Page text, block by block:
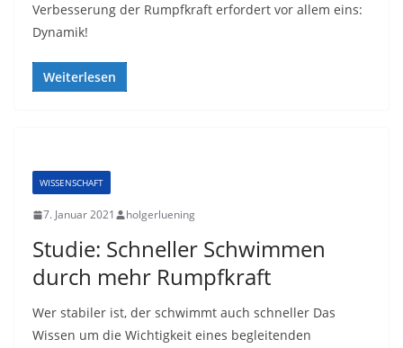
Verbesserung der Rumpfkraft erfordert vor allem eins:
Dynamik!
Weiterlesen
WISSENSCHAFT
7. Januar 2021 holgerluening
Studie: Schneller Schwimmen
durch mehr Rumpfkraft
Wer stabiler ist, der schwimmt auch schneller Das
Wissen um die Wichtigkeit eines begleitenden